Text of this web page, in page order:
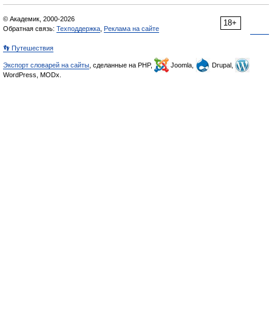
18+
© Академик, 2000-2026
Обратная связь: Техподдержка Реклама на сайте
👣 Путешествия
Экспорт словарей на сайты , сделанные на PHP, Joomla,
Drupal,
WordPress, MODx.